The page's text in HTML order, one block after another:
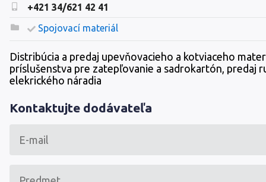
+421 34/621 42 41
Spojovací materiál
Distribúcia a predaj upevňovacieho a kotviaceho
príslušenstva pre zatepľovanie a sadrokartón, predaj
elekrického náradia
Kontaktujte dodávateľa